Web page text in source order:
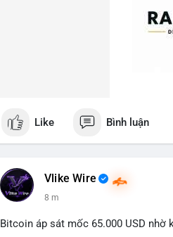
Like Bình luận
Vlike Wire
8 m
Bitcoin áp sát mốc 65.000 USD nhờ